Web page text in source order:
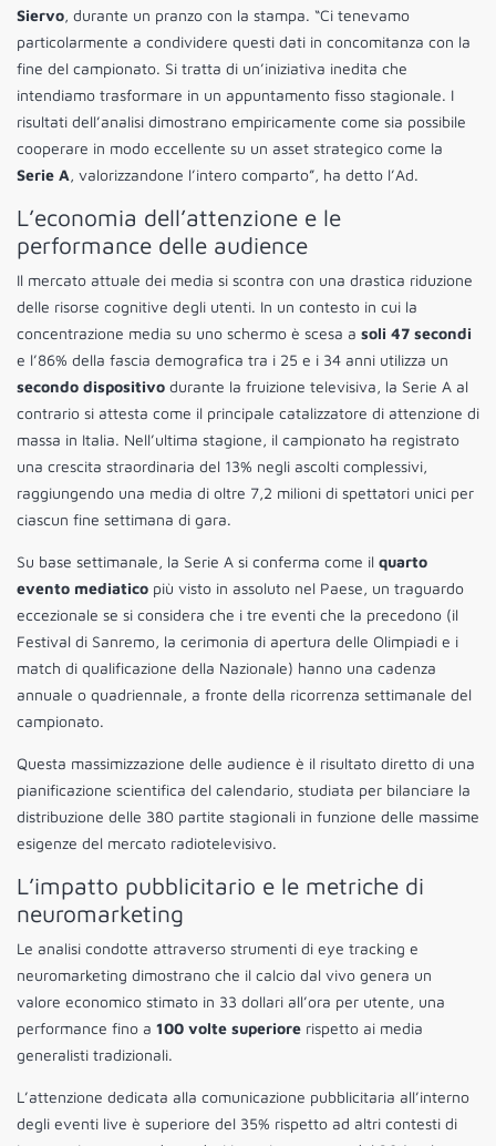
Siervo, durante un pranzo con la stampa. “Ci tenevamo
particolarmente a condividere questi dati in concomitanza con la
fine del campionato. Si tratta di un’iniziativa inedita che
intendiamo trasformare in un appuntamento fisso stagionale. I
risultati dell’analisi dimostrano empiricamente come sia possibile
cooperare in modo eccellente su un asset strategico come la
Serie A, valorizzandone l’intero comparto”, ha detto l’Ad.
L’economia dell’attenzione e le
performance delle audience
Il mercato attuale dei media si scontra con una drastica riduzione
delle risorse cognitive degli utenti. In un contesto in cui la
concentrazione media su uno schermo è scesa a soli 47 secondi
e l’86% della fascia demografica tra i 25 e i 34 anni utilizza un
secondo dispositivo durante la fruizione televisiva, la Serie A al
contrario si attesta come il principale catalizzatore di attenzione di
massa in Italia. Nell’ultima stagione, il campionato ha registrato
una crescita straordinaria del 13% negli ascolti complessivi,
raggiungendo una media di oltre 7,2 milioni di spettatori unici per
ciascun fine settimana di gara.
Su base settimanale, la Serie A si conferma come il quarto
evento mediatico più visto in assoluto nel Paese, un traguardo
eccezionale se si considera che i tre eventi che la precedono (il
Festival di Sanremo, la cerimonia di apertura delle Olimpiadi e i
match di qualificazione della Nazionale) hanno una cadenza
annuale o quadriennale, a fronte della ricorrenza settimanale del
campionato.
Questa massimizzazione delle audience è il risultato diretto di una
pianificazione scientifica del calendario, studiata per bilanciare la
distribuzione delle 380 partite stagionali in funzione delle massime
esigenze del mercato radiotelevisivo.
L’impatto pubblicitario e le metriche di
neuromarketing
Le analisi condotte attraverso strumenti di eye tracking e
neuromarketing dimostrano che il calcio dal vivo genera un
valore economico stimato in 33 dollari all’ora per utente, una
performance fino a 100 volte superiore rispetto ai media
generalisti tradizionali.
L’attenzione dedicata alla comunicazione pubblicitaria all’interno
degli eventi live è superiore del 35% rispetto ad altri contesti di